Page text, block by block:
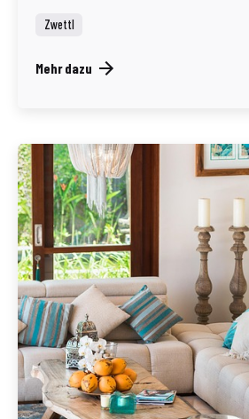
Zwettl
Mehr dazu